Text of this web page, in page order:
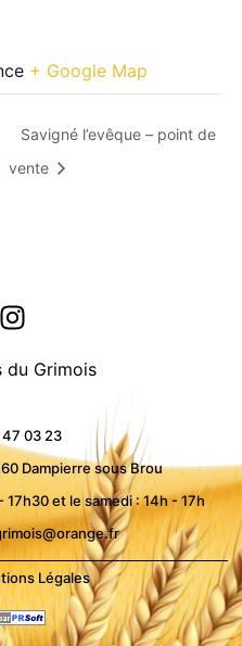
+ Google Map
Savigné l’evêque – point de
vente
du Grimois
03 23
Dampierre sous Brou
17h30 et le samedi : 14h - 17h
Légales